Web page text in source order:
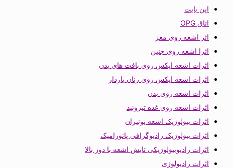
اپن بایت
اتاق OPG
اثر اشعه روی مغز
اثرا اشعه روی جنین
اثرات اشعه ایکس روی بافت های بدن
اثرات اشعه ایکس روی زنان باردار
اثرات اشعه روی بدن
اثرات اشعه روی غده تیروئید
اثرات بیولوژیک اشعه یونیزان
اثرات بیولوژیک رادیوگرافی پانورامیک
اثرات رادیوبیولوژیکی تابش اشعه با دوز بالا
اثرات رادیولوژی